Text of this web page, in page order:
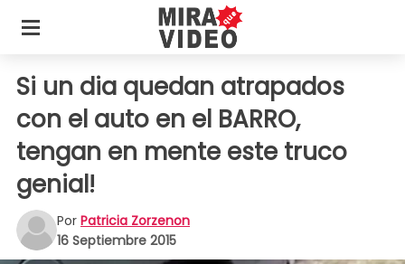
Si un dia quedan atrapados
con el auto en el BARRO,
tengan en mente este truco
genial!
Por Patricia Zorzenon
16 Septiembre 2015